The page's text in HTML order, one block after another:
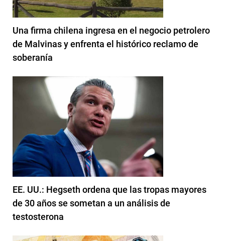
Una firma chilena ingresa en el negocio petrolero
de Malvinas y enfrenta el histórico reclamo de
soberanía
EE. UU.: Hegseth ordena que las tropas mayores
de 30 años se sometan a un análisis de
testosterona